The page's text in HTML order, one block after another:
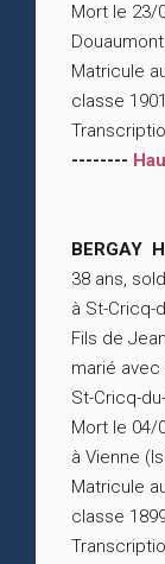
Mort le 23/
Matricule
classe 1901
--------
BERGAY
38 ans,
à St-Cricq-
Fils de
marié
St-Cricq-
Mort le 04/
à Vienne
Matricule
classe